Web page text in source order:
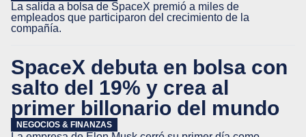
La salida a bolsa de SpaceX premió a miles de
empleados que participaron del crecimiento de la
compañía.
SpaceX debuta en bolsa con
salto del 19% y crea al
primer billonario del mundo
NEGOCIOS & FINANZAS